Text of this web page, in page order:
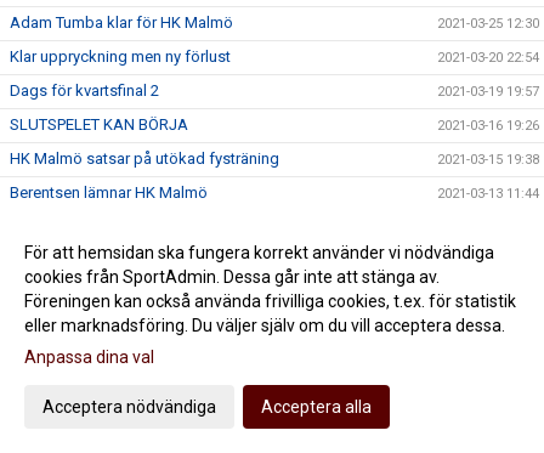
Adam Tumba klar för HK Malmö 2021-03-25 12:30
Klar uppryckning men ny förlust 2021-03-20 22:54
Dags för kvartsfinal 2 2021-03-19 19:57
SLUTSPELET KAN BÖRJA 2021-03-16 19:26
HK Malmö satsar på utökad fysträning 2021-03-15 19:38
Berentsen lämnar HK Malmö 2021-03-13 11:44
Sista matchen innan slutspelet kör igång 2021-03-05 22:02
Inge Aas Eriksen klar för HK Malmö 2021-03-05 13:00
Vinst i jämn match mot Varberg 2021-03-03 22:30
Varberg i sista hemmamatchen i grundserien
Förlust mot Sävehof
För att hemsidan ska fungera korrekt använder vi nödvändiga
cookies från SportAdmin. Dessa går inte att stänga av.
Föreningen kan också använda frivilliga cookies, t.ex. för statistik
eller marknadsföring. Du väljer själv om du vill acceptera dessa.
Anpassa dina val
Acceptera nödvändiga Acceptera alla